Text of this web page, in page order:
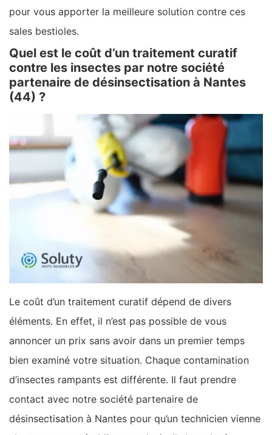
pour vous apporter la meilleure solution contre ces
sales bestioles.
Quel est le coût d’un traitement curatif
contre les insectes par notre société
partenaire de désinsectisation à Nantes
(44) ?
Le coût d’un traitement curatif dépend de divers
éléments. En effet, il n’est pas possible de vous
annoncer un prix sans avoir dans un premier temps
bien examiné votre situation. Chaque contamination
d’insectes rampants est différente. Il faut prendre
contact avec notre société partenaire de
désinsectisation à Nantes pour qu’un technicien vienne